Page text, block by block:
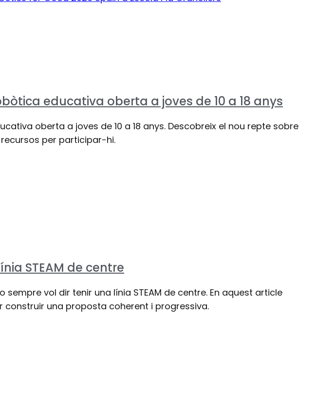
educativa oberta a joves de 10 a 18 anys
oberta a joves de 10 a 18 anys. Descobreix el nou repte sobre
per participar-hi.
STEAM de centre
vol dir tenir una línia STEAM de centre. En aquest article
construir una proposta coherent i progressiva.